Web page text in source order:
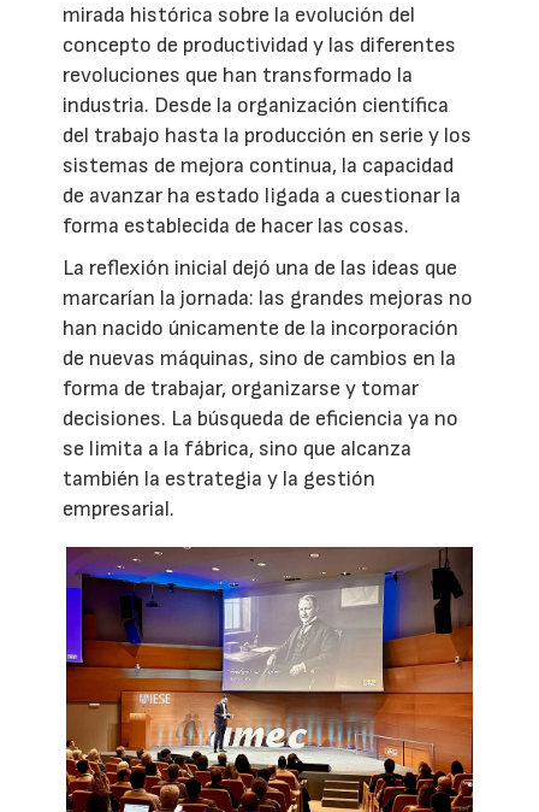
mirada histórica sobre la evolución del
concepto de productividad y las diferentes
revoluciones que han transformado la
industria. Desde la organización científica
del trabajo hasta la producción en serie y los
sistemas de mejora continua, la capacidad
de avanzar ha estado ligada a cuestionar la
forma establecida de hacer las cosas.
La reflexión inicial dejó una de las ideas que
marcarían la jornada: las grandes mejoras no
han nacido únicamente de la incorporación
de nuevas máquinas, sino de cambios en la
forma de trabajar, organizarse y tomar
decisiones. La búsqueda de eficiencia ya no
se limita a la fábrica, sino que alcanza
también la estrategia y la gestión
empresarial.